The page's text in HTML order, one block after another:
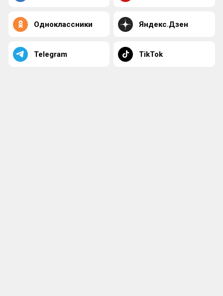
Одноклассники Яндекс.Дзен
Telegram TikTok